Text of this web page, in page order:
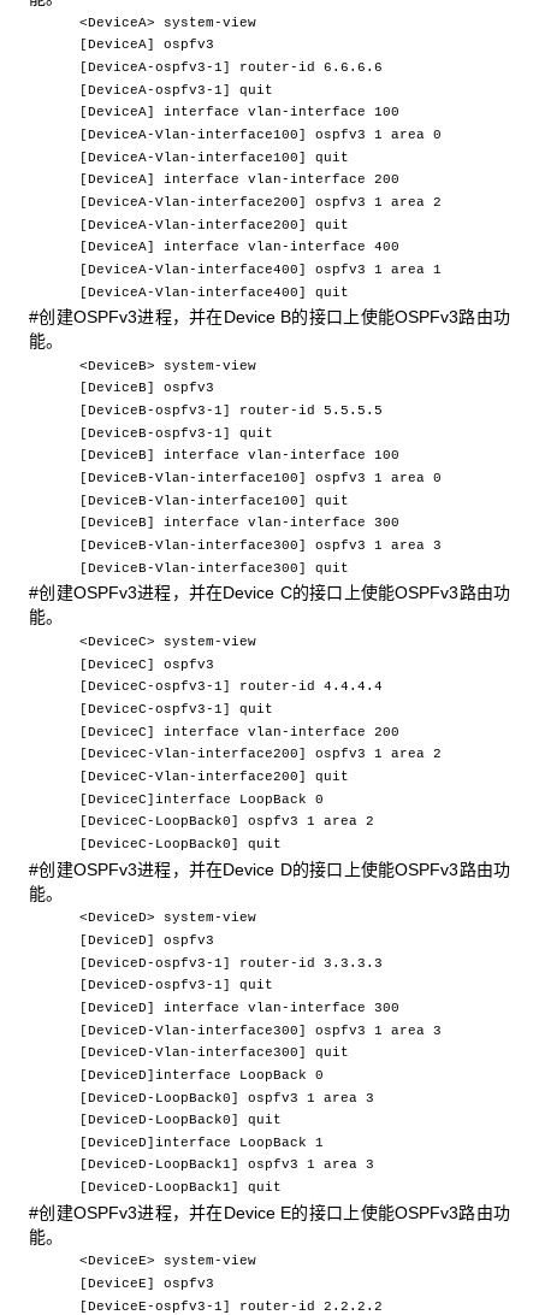
<DeviceA> system-view
[DeviceA] ospfv3
[DeviceA-ospfv3-1] router-id 6.6.6.6
[DeviceA-ospfv3-1] quit
[DeviceA] interface vlan-interface 100
[DeviceA-Vlan-interface100] ospfv3 1 area 0
[DeviceA-Vlan-interface100] quit
[DeviceA] interface vlan-interface 200
[DeviceA-Vlan-interface200] ospfv3 1 area 2
[DeviceA-Vlan-interface200] quit
[DeviceA] interface vlan-interface 400
[DeviceA-Vlan-interface400] ospfv3 1 area 1
[DeviceA-Vlan-interface400] quit
#创建OSPFv3进程，并在Device B的接口上使能OSPFv3路由功
能。
<DeviceB> system-view
[DeviceB] ospfv3
[DeviceB-ospfv3-1] router-id 5.5.5.5
[DeviceB-ospfv3-1] quit
[DeviceB] interface vlan-interface 100
[DeviceB-Vlan-interface100] ospfv3 1 area 0
[DeviceB-Vlan-interface100] quit
[DeviceB] interface vlan-interface 300
[DeviceB-Vlan-interface300] ospfv3 1 area 3
[DeviceB-Vlan-interface300] quit
#创建OSPFv3进程，并在Device C的接口上使能OSPFv3路由功
能。
<DeviceC> system-view
[DeviceC] ospfv3
[DeviceC-ospfv3-1] router-id 4.4.4.4
[DeviceC-ospfv3-1] quit
[DeviceC] interface vlan-interface 200
[DeviceC-Vlan-interface200] ospfv3 1 area 2
[DeviceC-Vlan-interface200] quit
[DeviceC]interface LoopBack 0
[DeviceC-LoopBack0] ospfv3 1 area 2
[DeviceC-LoopBack0] quit
#创建OSPFv3进程，并在Device D的接口上使能OSPFv3路由功
能。
<DeviceD> system-view
[DeviceD] ospfv3
[DeviceD-ospfv3-1] router-id 3.3.3.3
[DeviceD-ospfv3-1] quit
[DeviceD] interface vlan-interface 300
[DeviceD-Vlan-interface300] ospfv3 1 area 3
[DeviceD-Vlan-interface300] quit
[DeviceD]interface LoopBack 0
[DeviceD-LoopBack0] ospfv3 1 area 3
[DeviceD-LoopBack0] quit
[DeviceD]interface LoopBack 1
[DeviceD-LoopBack1] ospfv3 1 area 3
[DeviceD-LoopBack1] quit
#创建OSPFv3进程，并在Device E的接口上使能OSPFv3路由功
能。
<DeviceE> system-view
[DeviceE] ospfv3
[DeviceE-ospfv3-1] router-id 2.2.2.2